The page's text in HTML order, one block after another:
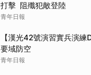
打擊 阻殲犯敵登陸
青年日報
【漢光42號演習實兵演
要域防空
青年日報